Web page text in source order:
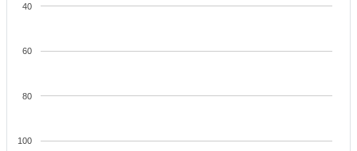
（ちなスリーサイズも本物😶‍🌫️）
大歓迎
40
60
80
100